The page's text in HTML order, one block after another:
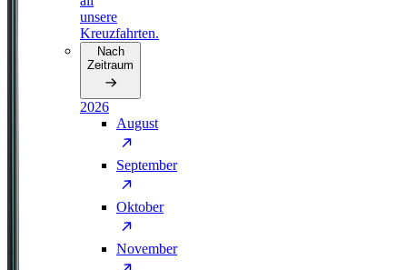
unsere
Kreuzfahrten.
Nach
Zeitraum
2026
August
September
Oktober
November